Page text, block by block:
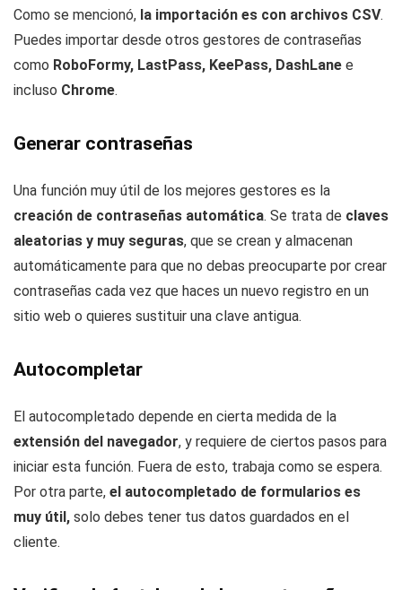
Como se mencionó, la importación es con archivos CSV.
Puedes importar desde otros gestores de contraseñas
como RoboFormy, LastPass, KeePass, DashLane e
incluso Chrome.
Generar contraseñas
Una función muy útil de los mejores gestores es la
creación de contraseñas automática. Se trata de claves
aleatorias y muy seguras, que se crean y almacenan
automáticamente para que no debas preocuparte por crear
contraseñas cada vez que haces un nuevo registro en un
sitio web o quieres sustituir una clave antigua.
Autocompletar
El autocompletado depende en cierta medida de la
extensión del navegador, y requiere de ciertos pasos para
iniciar esta función. Fuera de esto, trabaja como se espera.
Por otra parte, el autocompletado de formularios es
muy útil, solo debes tener tus datos guardados en el
cliente.